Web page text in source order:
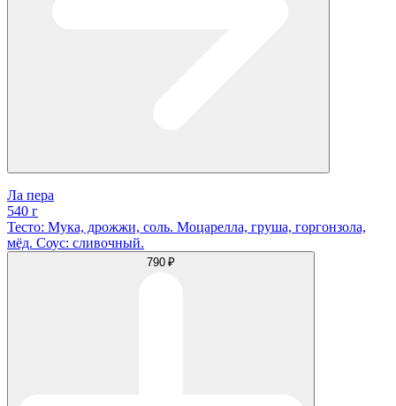
Ла пера
540 г
Тесто: Мука, дрожжи, соль. Моцарелла, груша, горгонзола,
мёд. Соус: сливочный.
790 ₽